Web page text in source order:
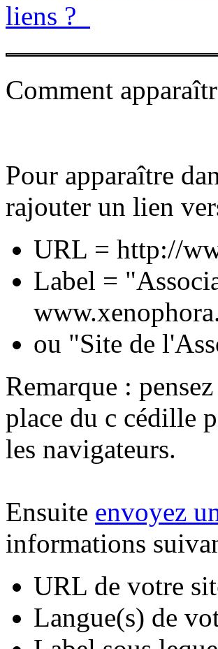
liens ?
Comment
Pour apparaître
rajouter un lien
URL = http://
Label =
ou "Site de
Remarque :
place du c cédille
les navigateurs.
Ensuite envoyez
informations
URL de votre
Langue(s) de